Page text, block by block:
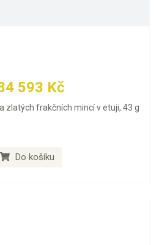
593 Kč
zlatých frakčních mincí v etuji, 43 g
Do košíku